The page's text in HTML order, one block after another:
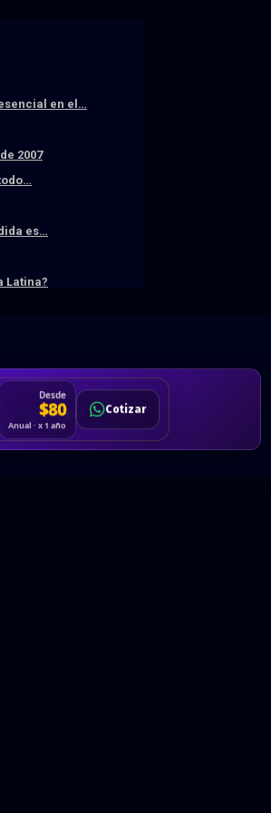
en el…
2007
es…
Latina?
Desde
$80
Anual · x 1 año
Cotizar
Cotizar
Hablemos
Solicitar